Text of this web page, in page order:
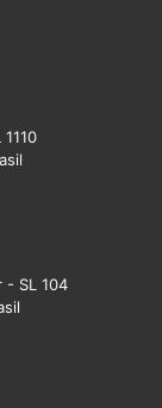
- SL 104